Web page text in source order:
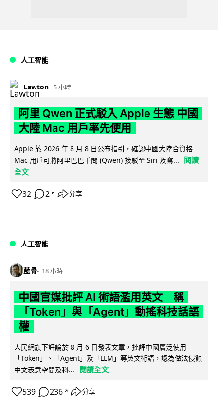
人工智能
Lawton 5 小時
阿里 Qwen 正式駁入 Apple 生態 中國
大陸 Mac 用戶率先使用
Apple 於 2026 年 8 月 8 日公布指引，確認中國大陸合資格
Mac 用戶可將阿里巴巴千問 (Qwen) 接駁至 Siri 及寫...
閱讀
全文
32 2 ↗ 分享
人工智能
藍骨 18 小時
中國官媒批評 AI 術語濫用英文 稱
「Token」與「Agent」動搖科技話語
權
人民網旗下評論於 8 月 6 日發表文章，批評中國廣泛使用
「Token」、「Agent」及「LLM」等英文術語，認為做法侵蝕
中文表意空間及科...
閱讀全文
539 236 ↗ 分享